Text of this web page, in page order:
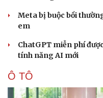
Meta bị buộc bồi
em
ChatGPT miễn phí
tính năng AI mới
Ô TÔ